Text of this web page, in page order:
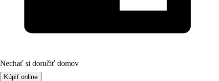
Nechať si doručiť domov
Kúpiť online